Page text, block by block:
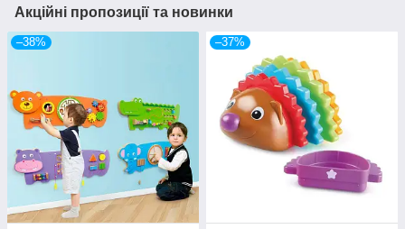
Акційні пропозиції та новинки
–38% –37%